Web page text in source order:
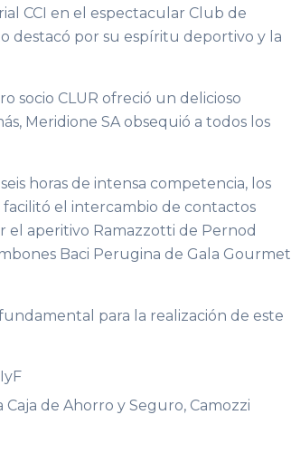
CCI en el espectacular Club de
destacó por su espíritu deportivo y la
socio CLUR ofreció un delicioso
Meridione SA obsequió a todos los
horas de intensa competencia, los
el intercambio de contactos
el aperitivo Ramazzotti de Pernod
Baci Perugina de Gala Gourmet
para la realización de este
de Ahorro y Seguro, Camozzi